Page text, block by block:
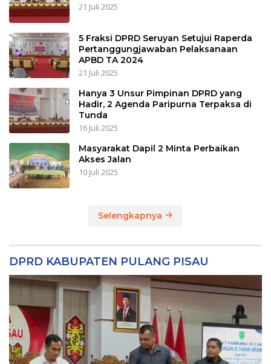
21 Juli 2025
5 Fraksi DPRD Seruyan Setujui Raperda
Pertanggungjawaban Pelaksanaan
APBD TA 2024
21 Juli 2025
Hanya 3 Unsur Pimpinan DPRD yang
Hadir, 2 Agenda Paripurna Terpaksa di
Tunda
16 Juli 2025
Masyarakat Dapil 2 Minta Perbaikan
Akses Jalan
10 Juli 2025
Selengkapnya
DPRD KABUPATEN PULANG PISAU